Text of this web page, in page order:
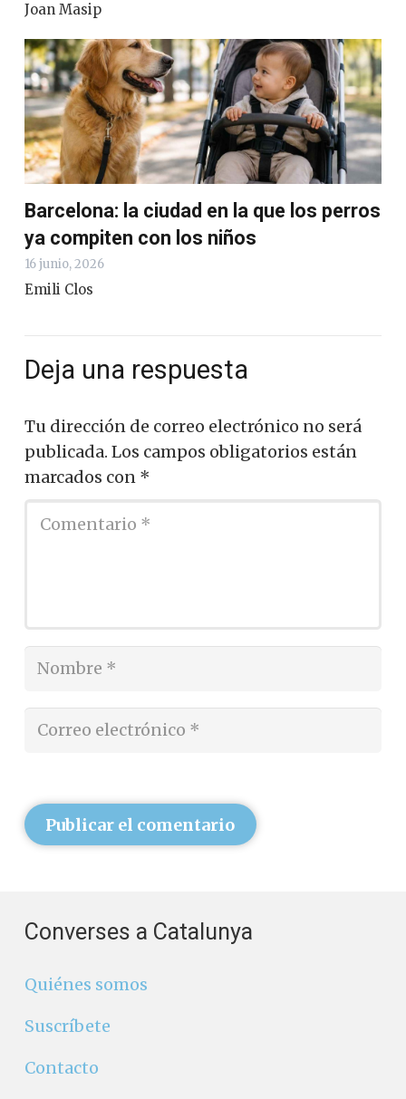
Joan Masip
Barcelona: la ciudad en la que los perros
ya compiten con los niños
16 junio, 2026
Emili Clos
Deja una respuesta
Tu dirección de correo electrónico no será
publicada. Los campos obligatorios están
marcados con *
Publicar el comentario
Converses a Catalunya
Quiénes somos
Suscríbete
Contacto